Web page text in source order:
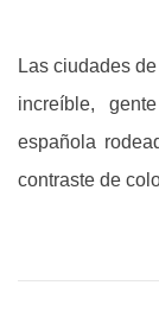
Las ciudades
increíble,
española
contraste de